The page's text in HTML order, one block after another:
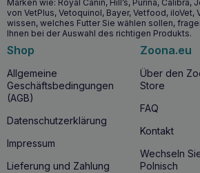
Marken wie: Royal Canin, Hill’s, Purina, Calibra,
von VetPlus, Vetoquinol, Bayer, Vetfood, iloVet,
wissen, welches Futter Sie wählen sollen,
Ihnen bei der Auswahl des richtigen Produkts.
Shop
Allgemeine
Geschäftsbedingungen
(AGB)
Datenschutzerklärung
Impressum
Lieferung und Zahlung
Zoona.eu
Über den
Store
FAQ
Kontakt
Wechseln
Polnisch